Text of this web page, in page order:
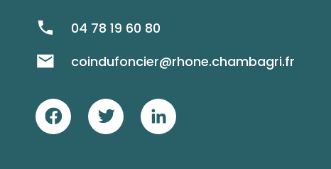
04 78 19 60 80
coindufoncier@rhone.chambagri.fr